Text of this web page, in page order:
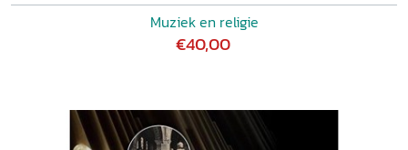
Muziek en religie
€40,00